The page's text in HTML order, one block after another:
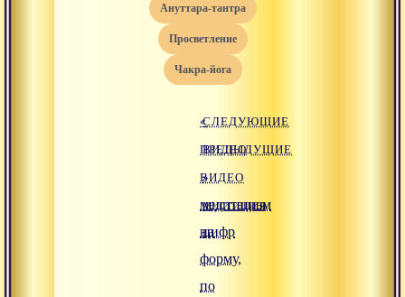
ануттара-тантра
просветление
чакра-йога
«
ПРЕДЫДУЩИЕ
ВИДЕО
медитация
на
форму,
по
СЛЕДУЮЩИЕ
ВИДЕО
»
мистицизм
цифр